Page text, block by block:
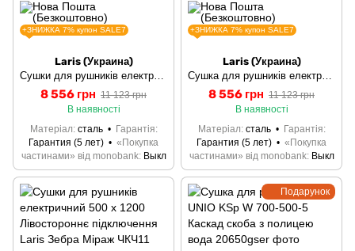
+ЗНИЖКА 7% купон SALE7
Laris (Украина)
8 556 грн 11 123 грн
В наявності
Матеріал сталь
Гарантія
Гарантия (5 лет)
«Покупка
частинами» від monobank
Выкл
+ЗНИЖКА 7% купон SALE7
Laris (Украина)
8 556 грн 11 123 грн
В наявності
Матеріал сталь
Гарантія
Гарантия (5 лет)
«Покупка
частинами» від monobank
Выкл
Подарунок